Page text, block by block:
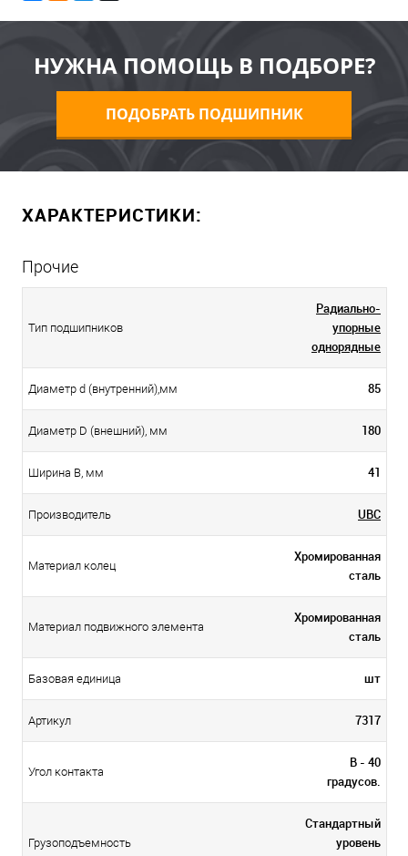
НУЖНА ПОМОЩЬ В ПОДБОРЕ?
ПОДОБРАТЬ ПОДШИПНИК
ХАРАКТЕРИСТИКИ:
Прочие
Тип подшипников
Радиально-
упорные
однорядные
Диаметр d (внутренний),мм 85
Диаметр D (внешний), мм 180
Ширина B, мм 41
Производитель UBC
Материал колец
Хромированная
сталь
Материал подвижного элемента
Хромированная
сталь
Базовая единица шт
Артикул 7317
Угол контакта
B - 40
градусов.
Грузоподъемность
Стандартный
уровень